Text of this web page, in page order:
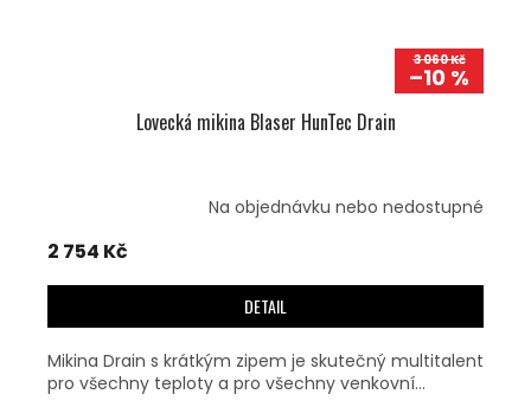
3 060 Kč
–10 %
Lovecká mikina Blaser HunTec Drain
Na objednávku nebo nedostupné
2 754 Kč
DETAIL
Mikina Drain s krátkým zipem je skutečný multitalent
pro všechny teploty a pro všechny venkovní...